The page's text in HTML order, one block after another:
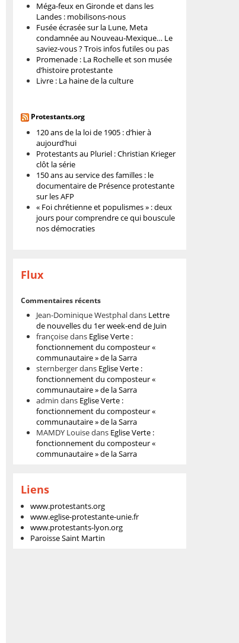
Méga-feux en Gironde et dans les
Landes : mobilisons-nous
Fusée écrasée sur la Lune, Meta
condamnée au Nouveau-Mexique… Le
saviez-vous ? Trois infos futiles ou pas
Promenade : La Rochelle et son musée
d’histoire protestante
Livre : La haine de la culture
Protestants.org
120 ans de la loi de 1905 : d’hier à
aujourd’hui
Protestants au Pluriel : Christian Krieger
clôt la série
150 ans au service des familles : le
documentaire de Présence protestante
sur les AFP
« Foi chrétienne et populismes » : deux
jours pour comprendre ce qui bouscule
nos démocraties
Flux
Commentaires récents
Jean-Dominique Westphaldans Lettre
de nouvelles du 1er week-end de Juin
françoisedans Eglise Verte :
fonctionnement du composteur «
communautaire » de la Sarra
sternbergerdans Eglise Verte :
fonctionnement du composteur «
communautaire » de la Sarra
admin dans Eglise Verte :
fonctionnement du composteur «
communautaire » de la Sarra
MAMDY Louisedans Eglise Verte :
fonctionnement du composteur «
communautaire » de la Sarra
Liens
www.protestants.org
www.eglise-protestante-unie.fr
www.protestants-lyon.org
Paroisse Saint Martin